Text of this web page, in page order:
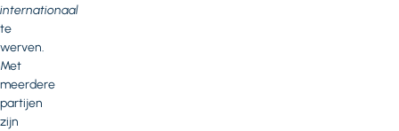
internationaal
te
werven.
Met
meerdere
partijen
zijn